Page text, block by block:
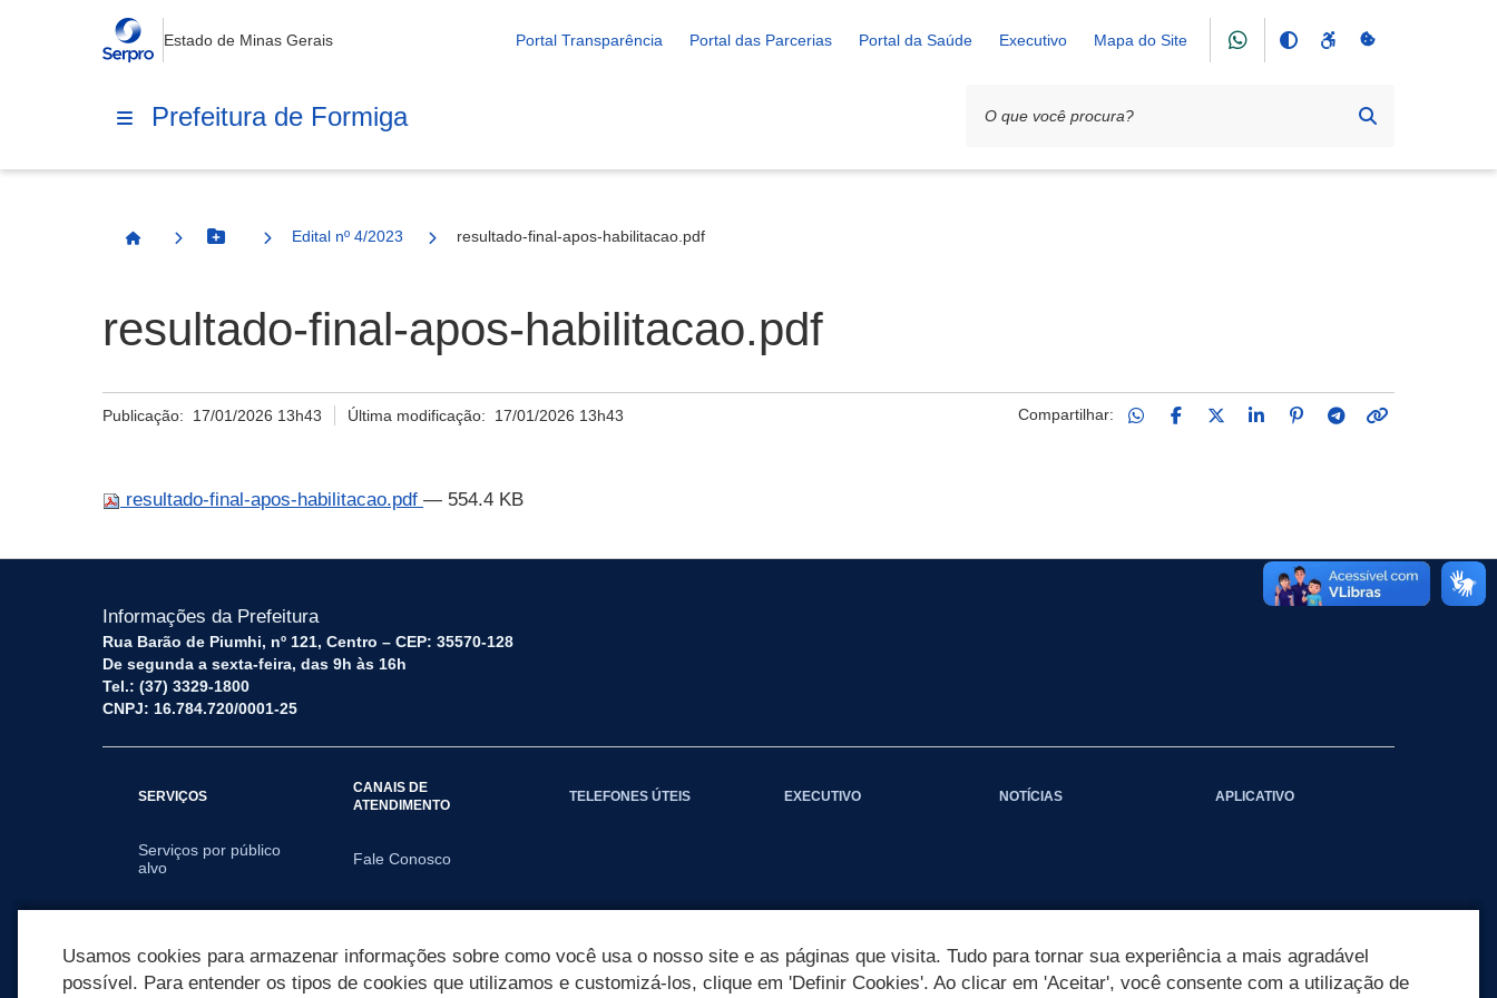
Estado de Minas Gerais Portal Transparência Portal das Parcerias Portal da Saúde Executivo Mapa do Site
Prefeitura de Formiga
Página InicialBotão Menu
Edital nº 4/2023 resultado-final-apos-habilitacao.pdf
resultado-final-apos-habilitacao.pdf
Publicação: 17/01/2026 13h43 Última modificação: 17/01/2026 13h43 Compartilhar:
resultado-final-apos-habilitacao.pdf — 554.4 KB
Informações da Prefeitura
Rua Barão de Piumhi, nº 121, Centro – CEP: 35570-128
De segunda a sexta-feira, das 9h às 16h
Tel.: (37) 3329-1800
CNPJ: 16.784.720/0001-25
SERVIÇOS
Serviços por público
alvo
CANAIS DE
ATENDIMENTO
Fale Conosco
TELEFONES ÚTEIS EXECUTIVO NOTÍCIAS APLICATIVO
Usamos cookies para armazenar informações sobre como você usa o nosso site e as páginas que visita. Tudo para tornar sua experiência a mais agradável
possível. Para entender os tipos de cookies que utilizamos e customizá-los, clique em 'Definir Cookies'. Ao clicar em 'Aceitar', você consente com a utilização de